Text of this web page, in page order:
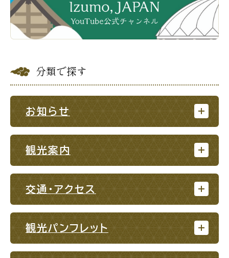
入園・入学 結婚・離婚
引っ越し 就職・転職・退職
高齢者・介護
おくやみ
目的から探す
分類で探す
お知らせ
観光案内
交通・アクセス
観光パンフレット